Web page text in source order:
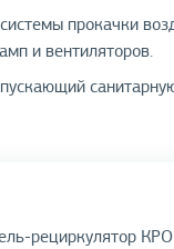
прокачки
и вентиляторов.
рециркулятор